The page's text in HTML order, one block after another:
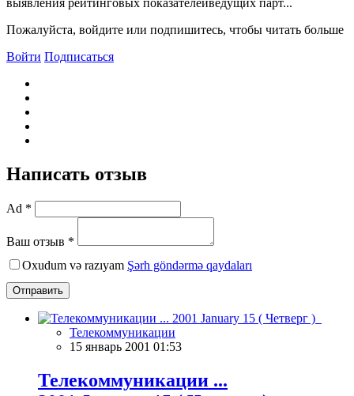
выявления рейтинговых показателейведущих парт...
Пожалуйста, войдите или подпишитесь, чтобы читать больше
Войти Подписаться
Написать отзыв
Ad *
Ваш отзыв *
Oxudum və razıyam Şərh göndərmə qaydaları
Отправить
Телекоммуникации
15 январь 2001 01:53
Телекоммуникации ...